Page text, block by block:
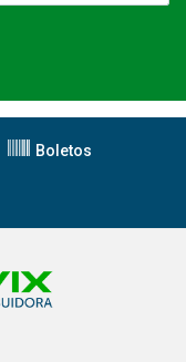
Boletos